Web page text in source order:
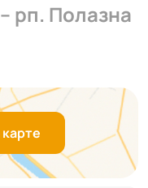
рп. Полазна